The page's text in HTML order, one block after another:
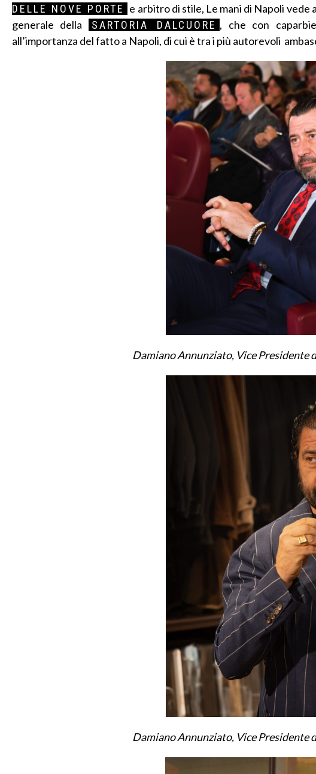
DELLE NOVE PORTE
e arbitro di stile, Le mani di Napoli vede
generale della
SARTORIA DALCUORE , che con
all’importanza del fatto a Napoli, di cui è tra i più autorevoli
Damiano Annunziato, Vice Presidente
Damiano Annunziato, Vice Presidente